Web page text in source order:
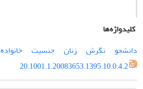
کلیدواژه‌ها
دانشجو
نگرش زنان جنسیت
خانواده
20.1001.1.20083653.1395.10.0.4.2